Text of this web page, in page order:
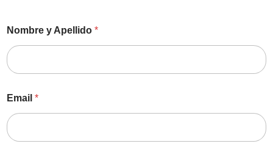
Nombre y Apellido *
Email *